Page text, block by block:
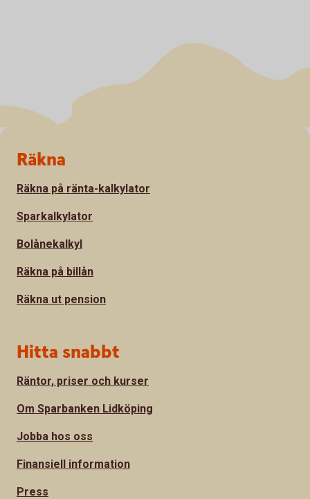
Sidfot
Räkna
Räkna på ränta-kalkylator
Sparkalkylator
Bolånekalkyl
Räkna på billån
Räkna ut pension
Hitta snabbt
Räntor, priser och kurser
Om Sparbanken Lidköping
Jobba hos oss
Finansiell information
Press